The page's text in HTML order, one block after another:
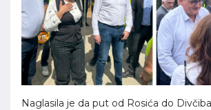
Naglasila je da put od Rosića do